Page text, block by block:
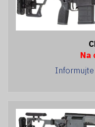
Na
Informujte